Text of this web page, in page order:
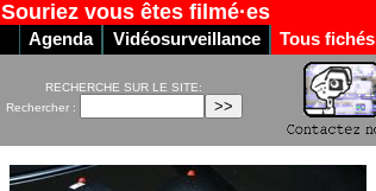
Souriez vous êtes filmé·es
Agenda Vidéosurveillance Tous fichés
RECHERCHE SUR LE SITE:
Rechercher :